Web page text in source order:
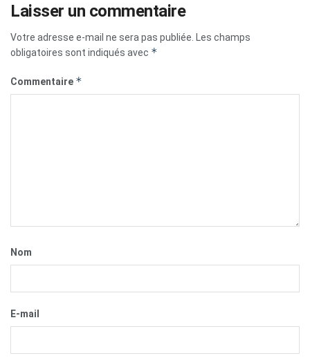
Laisser un commentaire
Votre adresse e-mail ne sera pas publiée.
Les champs
obligatoires sont indiqués avec *
Commentaire *
Nom
E-mail